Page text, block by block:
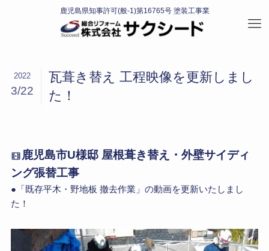
瓦葺き替え 工程映像を更新しまし
た！
2022
3/22
鹿児島市U様邸 屋根葺き替え・外壁サイディ
ング張替工事
●「既存平木・野地板 撤去作業」の動画を更新いたしまし
た！